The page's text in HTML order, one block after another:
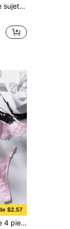
para mujer
$2.57
y romántico para mujer
en Sin estiramiento Conjuntos de sujetador y bragu